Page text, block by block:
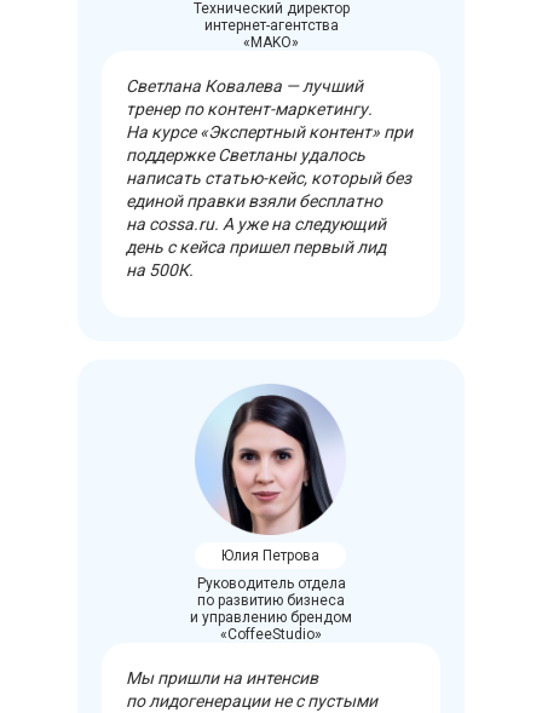
Технический директор
интернет-агентства
«MAKO»
Светлана Ковалева — лучший
тренер по контент-маркетингу.
На курсе «Экспертный контент» при
поддержке Светланы удалось
написать статью-кейс, который без
единой правки взяли бесплатно
на cossa.ru. А уже на следующий
день с кейса пришел первый лид
на 500К.
Руководитель отдела
по развитию бизнеса
и управлению брендом
«CoffeeStudio»
Юлия Петрова
Мы пришли на интенсив
по лидогенерации не с пустыми